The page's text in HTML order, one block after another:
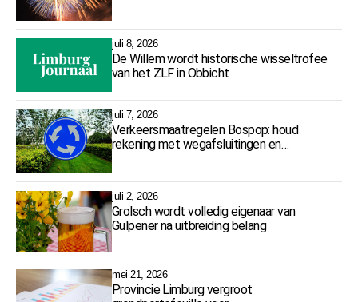
juli 8, 2026
De Willem wordt historische wisseltrofee
van het ZLF in Obbicht
juli 7, 2026
Verkeersmaatregelen Bospop: houd
rekening met wegafsluitingen en
juli 2, 2026
Grolsch wordt volledig eigenaar van
Gulpener na uitbreiding belang
mei 21, 2026
Provincie Limburg vergroot